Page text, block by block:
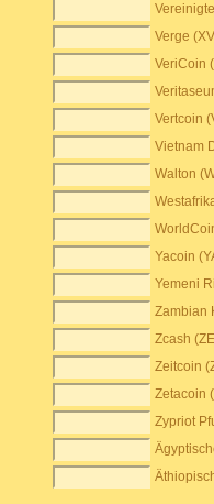
Verge
VeriCoin
Vertcoin
Vietnam
Walton
Yacoin
Yemeni
Zambian
Zcash
Zeitcoin
Zetacoin
Zypriot